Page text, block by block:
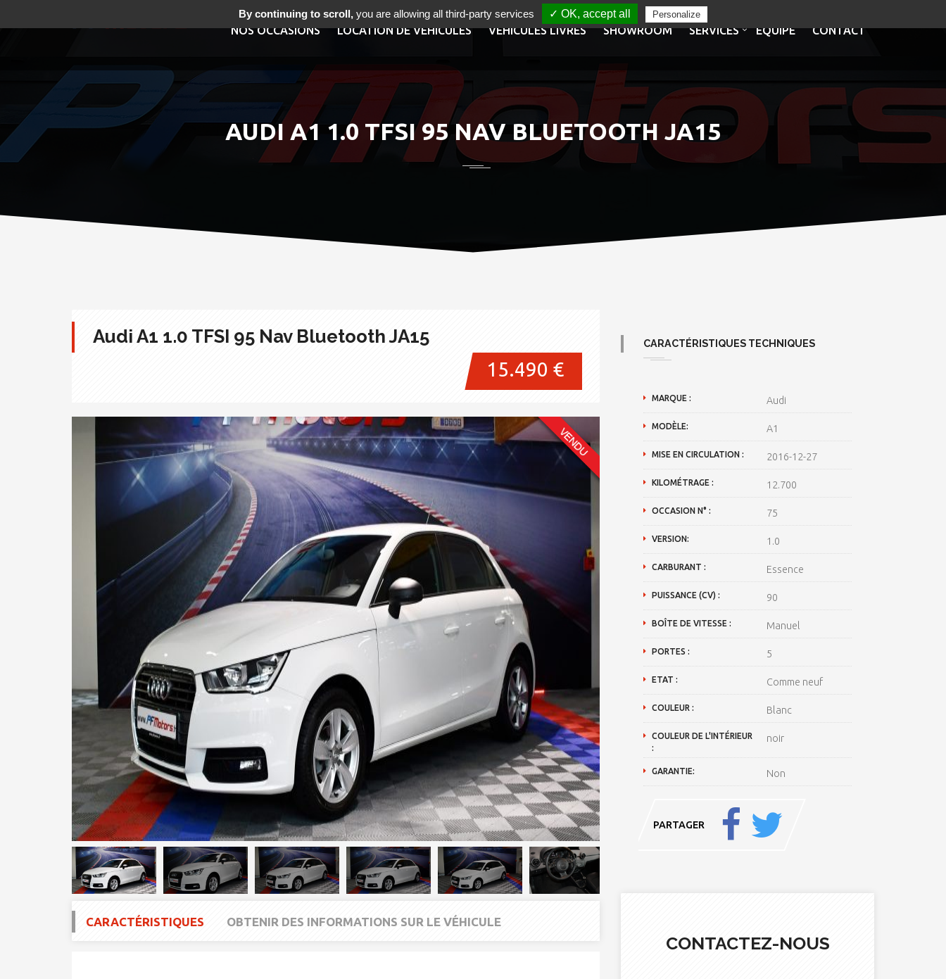
NOS OCCASIONS LOCATION DE VÉHICULES VÉHICULES LIVRÉS SHOWROOM SERVICES EQUIPE CONTACT
AUDI A1 1.0 TFSI 95 NAV BLUETOOTH JA15
Audi A1 1.0 TFSI 95 Nav Bluetooth JA15
15.490 €
CARACTÉRISTIQUES OBTENIR DES INFORMATIONS SUR LE VÉHICULE
CARACTÉRISTIQUES TECHNIQUES
MARQUE : Audi
MODÈLE: A1
MISE EN CIRCULATION : 2016-12-27
KILOMÉTRAGE : 12.700
OCCASION N° : 75
VERSION: 1.0
CARBURANT : Essence
PUISSANCE (CV) : 90
BOÎTE DE VITESSE : Manuel
PORTES : 5
ETAT : Comme neuf
COULEUR : Blanc
COULEUR DE L'INTÉRIEUR
:
noir
GARANTIE: Non
PARTAGER
CONTACTEZ-NOUS
By continuing to scroll,you are allowing all third-party services ✓ OK, accept all Personalize